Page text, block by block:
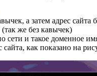
а затем адрес сайта
же без кавычек)
сети и такое доменное
сайта, как показано на